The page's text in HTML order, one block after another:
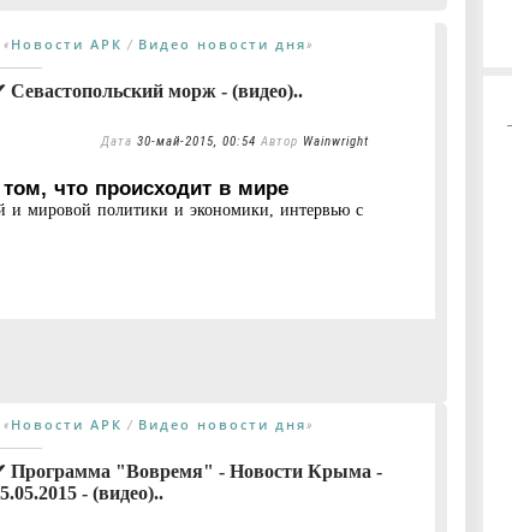
« Новости АРК / Видео новости дня»
Севастопольский морж - (видео)..
Дата 30-май-2015, 00:54 Автор Wainwright
что происходит в мире
и мировой политики и экономики, интервью с
« Новости АРК / Видео новости дня»
Программа "Вовремя" - Новости Крыма -
- (видео)..